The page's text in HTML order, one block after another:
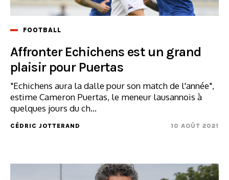
FOOTBALL
Affronter Echichens est un grand
plaisir pour Puertas
"Echichens aura la dalle pour son match de l'année",
estime Cameron Puertas, le meneur lausannois à
quelques jours du ch...
CÉDRIC JOTTERAND 10 AOÛT 2021